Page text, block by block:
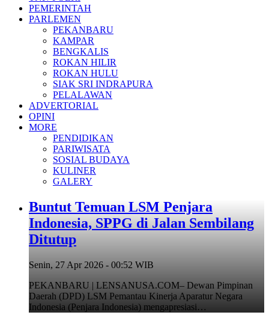
PEMERINTAH
PARLEMEN
PEKANBARU
KAMPAR
BENGKALIS
ROKAN HILIR
ROKAN HULU
SIAK SRI INDRAPURA
PELALAWAN
ADVERTORIAL
OPINI
MORE
PENDIDIKAN
PARIWISATA
SOSIAL BUDAYA
KULINER
GALERY
Buntut Temuan LSM Penjara
Indonesia, SPPG di Jalan Sembilang
Ditutup
Senin, 27 Apr 2026 - 00:52 WIB
PEKANBARU | LENSANUSA.COM– Dewan Pimpinan
Daerah (DPD) LSM Pemantau Kinerja Aparatur Negara
Indonesia (Penjara Indonesia) mengapresiasi…